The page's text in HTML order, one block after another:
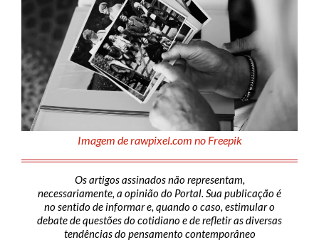
Imagem de rawpixel.com no Freepik
Os artigos assinados não representam,
necessariamente, a opinião do Portal. Sua publicação é
no sentido de informar e, quando o caso, estimular o
debate de questões do cotidiano e de refletir as diversas
tendências do pensamento contemporâneo